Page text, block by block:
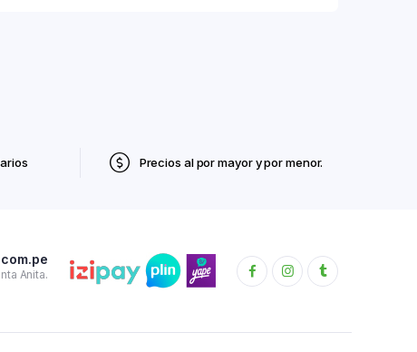
Precios al por mayor y por menor.
Anita.